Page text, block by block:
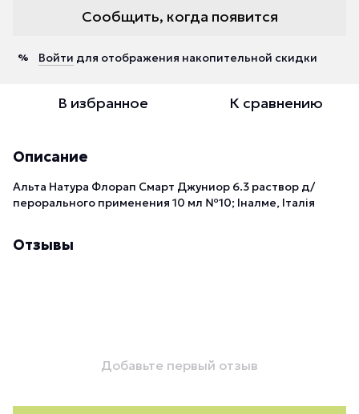
Сообщить, когда появится
% Войти для отображения накопительной скидки
В избранное К сравнению
Описание
Альта Натура Флорап Смарт Джуниор 6.3 раствор д/
перорального применения 10 мл №10; Іналме, Італія
Отзывы
Добавьте первый отзыв